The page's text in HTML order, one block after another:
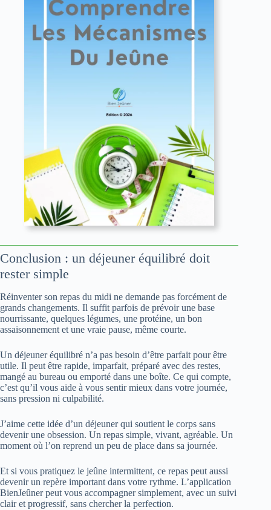
Conclusion : un déjeuner équilibré doit
rester simple
Réinventer son repas du midi ne demande pas forcément de
grands changements. Il suffit parfois de prévoir une base
nourrissante, quelques légumes, une protéine, un bon
assaisonnement et une vraie pause, même courte.
Un déjeuner équilibré n’a pas besoin d’être parfait pour être
utile. Il peut être rapide, imparfait, préparé avec des restes,
mangé au bureau ou emporté dans une boîte. Ce qui compte,
c’est qu’il vous aide à vous sentir mieux dans votre journée,
sans pression ni culpabilité.
J’aime cette idée d’un déjeuner qui soutient le corps sans
devenir une obsession. Un repas simple, vivant, agréable. Un
moment où l’on reprend un peu de place dans sa journée.
Et si vous pratiquez le jeûne intermittent, ce repas peut aussi
devenir un repère important dans votre rythme. L’application
BienJeûner peut vous accompagner simplement, avec un suivi
clair et progressif, sans chercher la perfection.